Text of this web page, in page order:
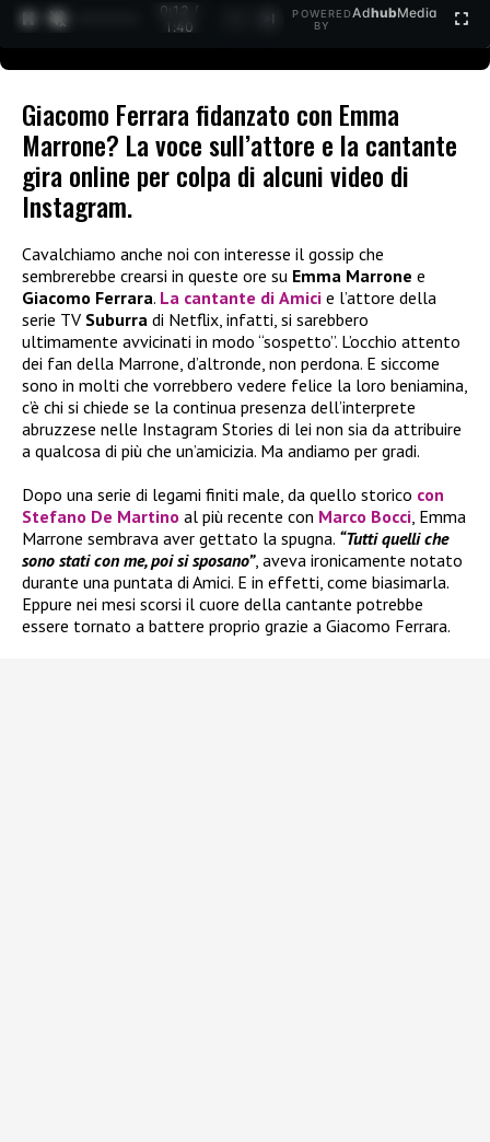
0:12 /
1:40
POWERED
BY
AdhubMedia
Giacomo Ferrara fidanzato con Emma
Marrone? La voce sull’attore e la cantante
gira online per colpa di alcuni video di
Instagram.
Cavalchiamo anche noi con interesse il gossip che
sembrerebbe crearsi in queste ore su Emma Marrone e
Giacomo Ferrara. La cantante di Amici e l’attore della
serie TV Suburra di Netflix, infatti, si sarebbero
ultimamente avvicinati in modo “sospetto”. L’occhio attento
dei fan della Marrone, d’altronde, non perdona. E siccome
sono in molti che vorrebbero vedere felice la loro beniamina,
c’è chi si chiede se la continua presenza dell’interprete
abruzzese nelle Instagram Stories di lei non sia da attribuire
a qualcosa di più che un’amicizia. Ma andiamo per gradi.
Dopo una serie di legami finiti male, da quello storico con
Stefano De Martino al più recente con Marco Bocci, Emma
Marrone sembrava aver gettato la spugna. “Tutti quelli che
sono stati con me, poi si sposano”, aveva ironicamente notato
durante una puntata di Amici. E in effetti, come biasimarla.
Eppure nei mesi scorsi il cuore della cantante potrebbe
essere tornato a battere proprio grazie a Giacomo Ferrara.